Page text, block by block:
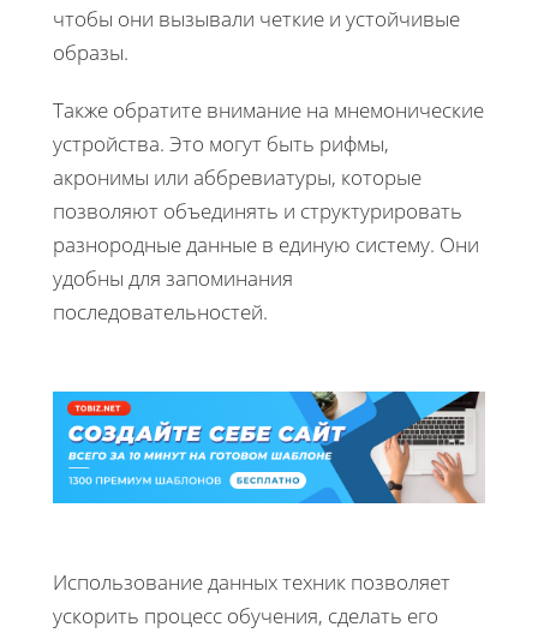
чтобы они вызывали четкие и устойчивые
образы.
Также обратите внимание на мнемонические
устройства. Это могут быть рифмы,
акронимы или аббревиатуры, которые
позволяют объединять и структурировать
разнородные данные в единую систему. Они
удобны для запоминания
последовательностей.
Использование данных техник позволяет
ускорить процесс обучения, сделать его